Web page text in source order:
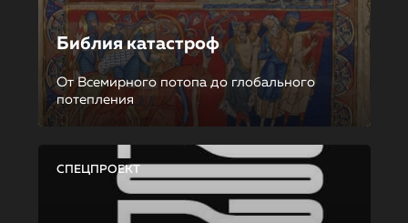
Библия катастроф
От Всемирного потопа до глобального
потепления
СПЕЦПРОЕКТ